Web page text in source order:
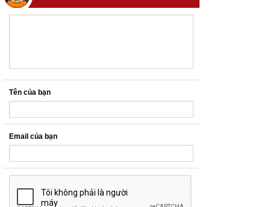
Tên của bạn
Email của bạn